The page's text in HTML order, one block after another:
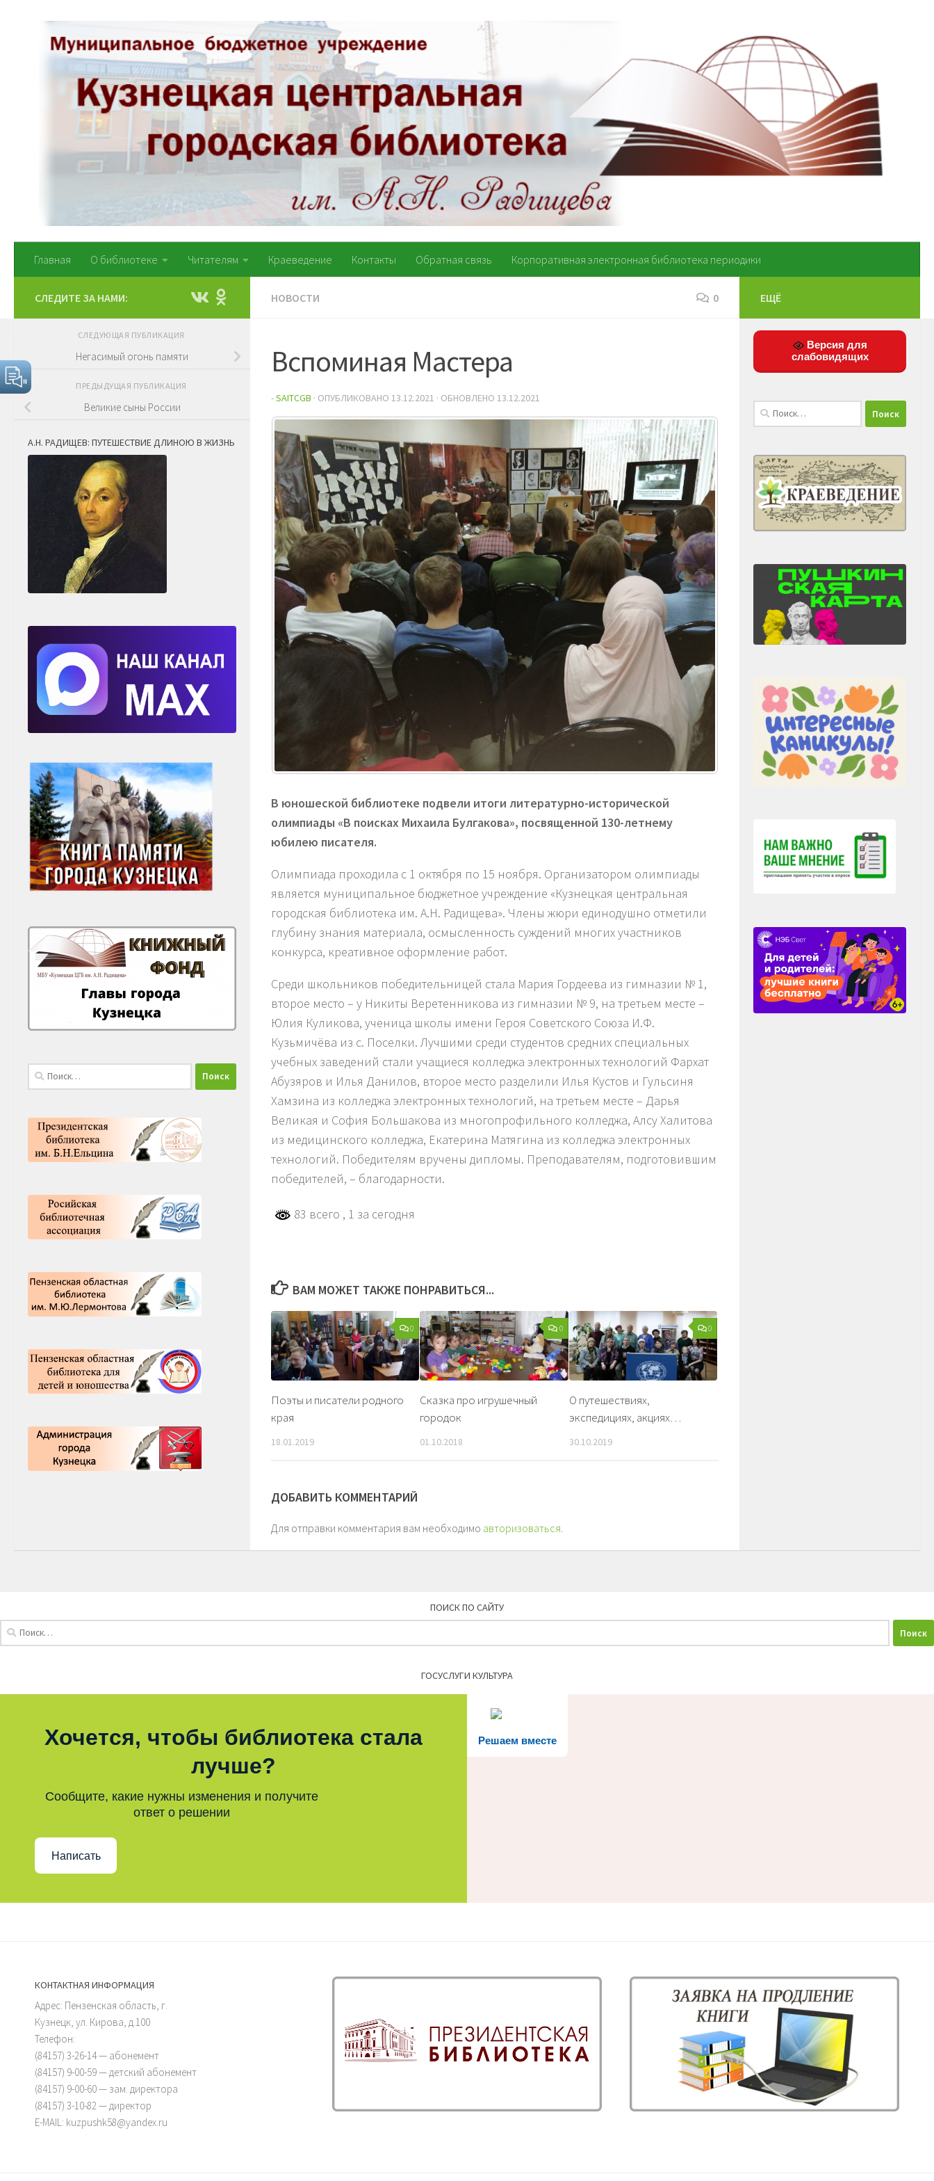
Перейти к содержимому
Главная О библиотеке Читателям Краеведение Контакты Обратная связь Корпоративная электронная библиотека периодики
НОВОСТИ 0
Вспоминая Мастера
-SAITCGB · ОПУБЛИКОВАНО 13.12.2021 · ОБНОВЛЕНО 13.12.2021
В юношеской библиотеке подвели итоги литературно-исторической
олимпиады «В поисках Михаила Булгакова», посвященной 130-летнему
юбилею писателя.
Олимпиада проходила с 1 октября по 15 ноября. Организатором олимпиады
является муниципальное бюджетное учреждение «Кузнецкая центральная
городская библиотека им. А.Н. Радищева». Члены жюри единодушно отметили
глубину знания материала, осмысленность суждений многих участников
конкурса, креативное оформление работ.
Среди школьников победительницей стала Мария Гордеева из гимназии № 1,
второе место – у Никиты Веретенникова из гимназии № 9, на третьем месте –
Юлия Куликова, ученица школы имени Героя Советского Союза И.Ф.
Кузьмичёва из с. Поселки. Лучшими среди студентов средних специальных
учебных заведений стали учащиеся колледжа электронных технологий Фархат
Абузяров и Илья Данилов, второе место разделили Илья Кустов и Гульсиня
Хамзина из колледжа электронных технологий, на третьем месте – Дарья
Великая и София Большакова из многопрофильного колледжа, Алсу Халитова
из медицинского колледжа, Екатерина Матягина из колледжа электронных
технологий. Победителям вручены дипломы. Преподавателям, подготовившим
победителей, – благодарности.
83 всего , 1 за сегодня
ВАМ МОЖЕТ ТАКЖЕ ПОНРАВИТЬСЯ...
0
Поэты и писатели родного
края
18.01.2019
0
Сказка про игрушечный
городок
01.10.2018
0
О путешествиях,
экспедициях, акциях…
30.10.2019
ДОБАВИТЬ КОММЕНТАРИЙ
Для отправки комментария вам необходимо авторизоваться.
СЛЕДИТЕ ЗА НАМИ:
СЛЕДУЮЩАЯ ПУБЛИКАЦИЯ
Негасимый огонь памяти
ПРЕДЫДУЩАЯ ПУБЛИКАЦИЯ
Великие сыны России
А.Н. РАДИЩЕВ: ПУТЕШЕСТВИЕ ДЛИНОЮ В ЖИЗНЬ
Найти:
ЕЩЁ
Версия для
слабовидящих
Найти:
ПОИСК ПО САЙТУ
ГОСУСЛУГИ КУЛЬТУРА
Решаем вместе
Хочется, чтобы библиотека стала
лучше?
Сообщите, какие нужны изменения и получите
ответ о решении
Написать
КОНТАКТНАЯ ИНФОРМАЦИЯ
Адрес: Пензенская область, г.
Кузнецк, ул. Кирова, д.100
Телефон:
(84157) 3-26-14 — абонемент
(84157) 9-00-59 — детский абонемент
(84157) 9-00-60 — зам. директора
(84157) 3-10-82 — директор
E-MAIL: kuzpushk58@yandex.ru